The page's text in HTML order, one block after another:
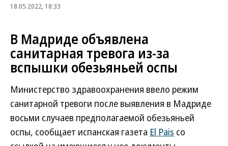
18.05.2022, 18:33
В Мадриде объявлена
санитарная тревога из-за
вспышки обезьяньей оспы
Министерство здравоохранения ввело режим
санитарной тревоги после выявления в Мадриде
восьми случаев предполагаемой обезьяньей
оспы, сообщает испанская газета El Pais со